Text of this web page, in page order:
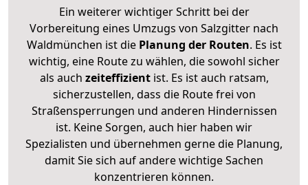
Ein weiterer wichtiger Schritt bei der
Vorbereitung eines Umzugs von Salzgitter nach
Waldmünchen ist diePlanung der Routen. Es ist
wichtig, eine Route zu wählen, die sowohl sicher
als auch zeiteffizientist. Es ist auch ratsam,
sicherzustellen, dass die Route frei von
Straßensperrungen und anderen Hindernissen
ist. Keine Sorgen, auch hier haben wir
Spezialisten und übernehmen gerne die Planung,
damit Sie sich auf andere wichtige Sachen
konzentrieren können.